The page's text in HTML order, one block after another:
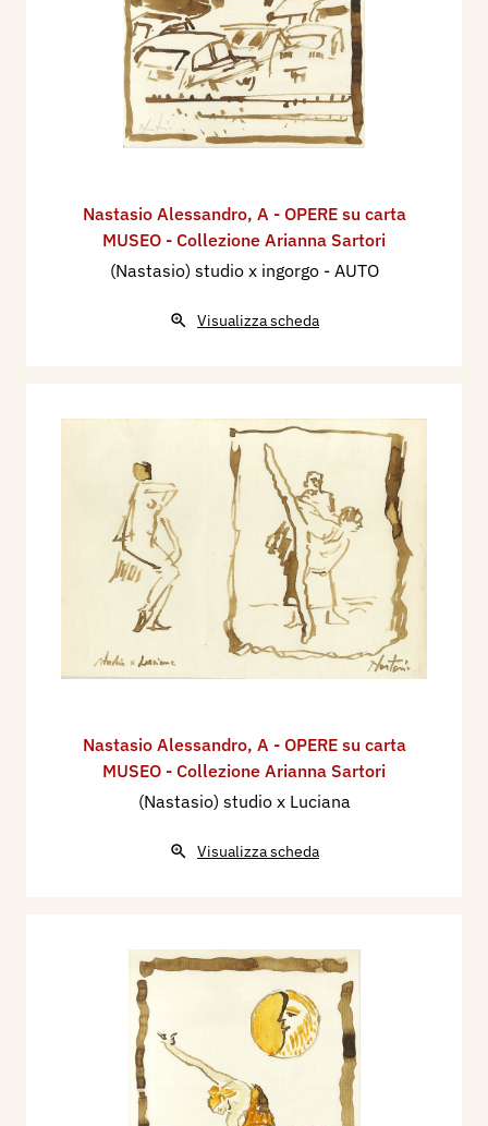
Nastasio Alessandro, A - OPERE su carta
MUSEO - Collezione Arianna Sartori
(Nastasio) studio x ingorgo - AUTO
Visualizza scheda
Nastasio Alessandro, A - OPERE su carta
MUSEO - Collezione Arianna Sartori
(Nastasio) studio x Luciana
Visualizza scheda